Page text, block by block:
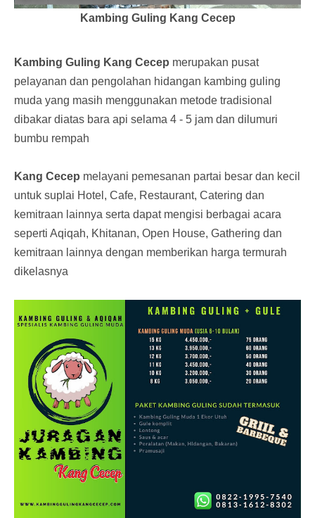
Kambing Guling Kang Cecep
Kambing Guling Kang Cecep merupakan pusat
pelayanan dan pengolahan hidangan kambing guling
muda yang masih menggunakan metode tradisional
dibakar diatas bara api selama 4 - 5 jam dan dilumuri
bumbu rempah
Kang Cecep melayani pemesanan partai besar dan kecil
untuk suplai Hotel, Cafe, Restaurant, Catering dan
kemitraan lainnya serta dapat mengisi berbagai acara
seperti Aqiqah, Khitanan, Open House, Gathering dan
kemitraan lainnya dengan memberikan harga termurah
dikelasnya